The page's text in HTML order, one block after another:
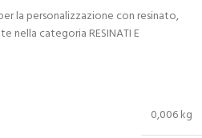
la personalizzazione con resinato,
nella categoria RESINATI E
0,006 kg